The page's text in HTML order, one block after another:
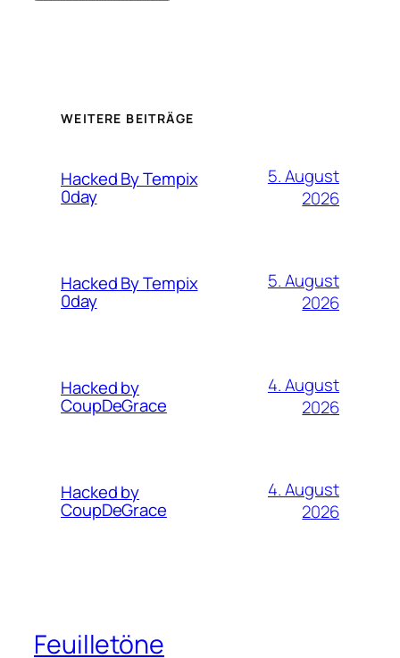
WEITERE BEITRÄGE
Hacked By Tempix
0day
5. August
2026
Hacked By Tempix
0day
5. August
2026
Hacked by
CoupDeGrace
4. August
2026
Hacked by
CoupDeGrace
4. August
2026
Feuilletöne